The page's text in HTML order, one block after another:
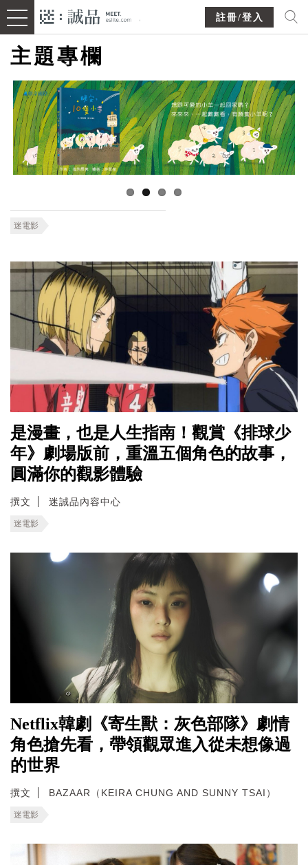
註冊/登入
主題專欄
迷電影
是漫畫，也是人生指南！觀賞《排球少
年》劇場版前，重溫五個角色的故事，
圓滿你的觀影體驗
撰文 迷誠品內容中心
迷電影
Netflix韓劇《寄生獸：灰色部隊》劇情
角色搶先看，帶領觀眾進入從未想像過
的世界
撰文 BAZAAR（KEIRA CHUNG AND SUNNY TSAI）
迷電影